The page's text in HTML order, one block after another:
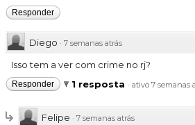
Responder
Diego · 7 semanas atrás
Isso tem a ver com crime no rj?
Responder 1 resposta · ativo 7 semanas
Felipe · 7 semanas atrás